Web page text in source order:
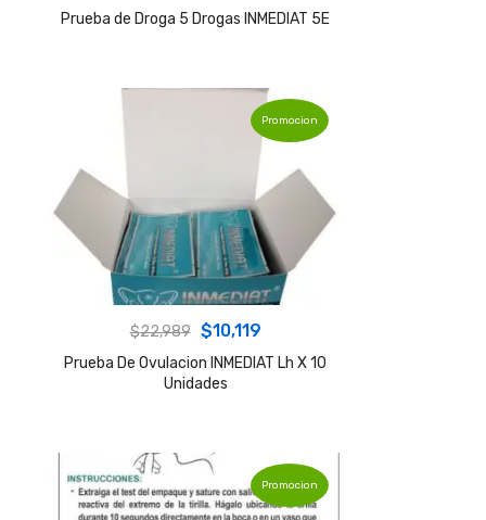
price
price
Prueba de Droga 5 Drogas INMEDIAT 5E
Promocion
$22,989 Original
price
was:
$10,119Current
price
Prueba De Ovulacion INMEDIAT Lh X 10
Unidades
Promocion